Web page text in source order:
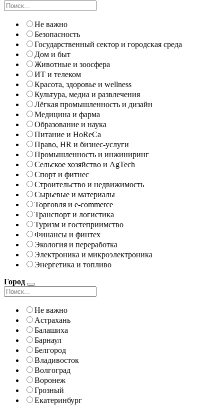
Не важно
Безопасность
Государственный сектор и городская среда
Дом и быт
Животные и зоосфера
ИТ и телеком
Красота, здоровье и wellness
Культура, медиа и развлечения
Лёгкая промышленность и дизайн
Медицина и фарма
Образование и наука
Питание и HoReCa
Право, HR и бизнес-услуги
Промышленность и инжиниринг
Сельское хозяйство и AgTech
Спорт и фитнес
Строительство и недвижимость
Сырьевые и материалы
Торговля и e-commerce
Транспорт и логистика
Туризм и гостеприимство
Финансы и финтех
Экология и переработка
Электроника и микроэлектроника
Энергетика и топливо
Город
Не важно
Астрахань
Балашиха
Барнаул
Белгород
Владивосток
Волгоград
Воронеж
Грозный
Екатеринбург